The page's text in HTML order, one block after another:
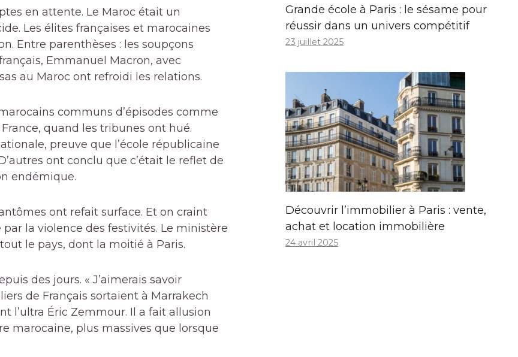
en attente. Le Maroc était un
Les élites françaises et marocaines
Entre parenthèses : les soupçons
Emmanuel Macron, avec
au Maroc ont refroidi les relations.
communs d’épisodes comme
quand les tribunes ont hué.
preuve que l’école républicaine
ont conclu que c’était le reflet de
endémique.
ont refait surface. Et on craint
la violence des festivités. Le ministère
le pays, dont la moitié à Paris.
des jours. « J’aimerais savoir
de Français sortaient à Marrakech
l’ultra Éric Zemmour. Il a fait allusion
marocaine, plus massives que lorsque
Grande école à Paris : le sésame pour
réussir dans un univers compétitif
23 juillet 2025
Découvrir l’immobilier à Paris : vente,
achat et location immobilière
24 avril 2025